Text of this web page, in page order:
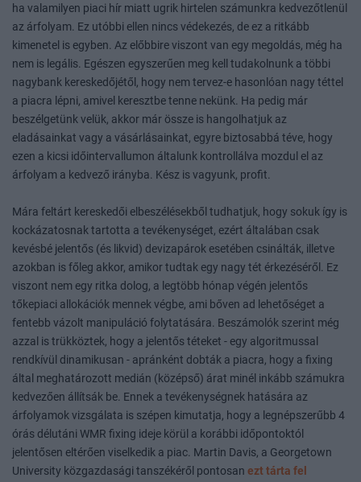
ha valamilyen piaci hír miatt ugrik hirtelen számunkra kedvezőtlenül
az árfolyam. Ez utóbbi ellen nincs védekezés, de ez a ritkább
kimenetel is egyben. Az előbbire viszont van egy megoldás, még ha
nem is legális. Egészen egyszerűen meg kell tudakolnunk a többi
nagybank kereskedőjétől, hogy nem tervez-e hasonlóan nagy téttel
a piacra lépni, amivel keresztbe tenne nekünk. Ha pedig már
beszélgetünk velük, akkor már össze is hangolhatjuk az
eladásainkat vagy a vásárlásainkat, egyre biztosabbá téve, hogy
ezen a kicsi időintervallumon általunk kontrollálva mozdul el az
árfolyam a kedvező irányba. Kész is vagyunk, profit.
Mára feltárt kereskedői elbeszélésekből tudhatjuk, hogy sokuk így is
kockázatosnak tartotta a tevékenységet, ezért általában csak
kevésbé jelentős (és likvid) devizapárok esetében csinálták, illetve
azokban is főleg akkor, amikor tudtak egy nagy tét érkezéséről. Ez
viszont nem egy ritka dolog, a legtöbb hónap végén jelentős
tőkepiaci allokációk mennek végbe, ami bőven ad lehetőséget a
fentebb vázolt manipuláció folytatására. Beszámolók szerint még
azzal is trükköztek, hogy a jelentős téteket - egy algoritmussal
rendkívül dinamikusan - apránként dobták a piacra, hogy a fixing
által meghatározott medián (középső) árat minél inkább számukra
kedvezően állítsák be. Ennek a tevékenységnek hatására az
árfolyamok vizsgálata is szépen kimutatja, hogy a legnépszerűbb 4
órás délutáni WMR fixing ideje körül a korábbi időpontoktól
jelentősen eltérően viselkedik a piac. Martin Davis, a Georgetown
University közgazdasági tanszékéről pontosan ezt tárta fel